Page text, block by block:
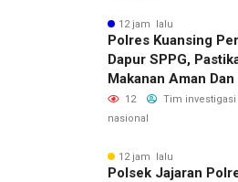
Belanja Bernilai
Sorotan; LSM
Siapkan Laporan ke
Kejaksaan
12 jam lalu
Polres Kuansing
Dapur SPPG,
Makanan Aman Dan
Dikonsumsi
12
Tim investigasi
nasional
12 jam lalu
Polsek Jajaran